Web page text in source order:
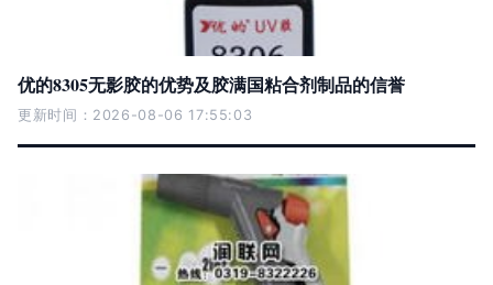
优的8305无影胶的优势及胶满国粘合剂制品的信誉
更新时间：2026-08-06 17:55:03